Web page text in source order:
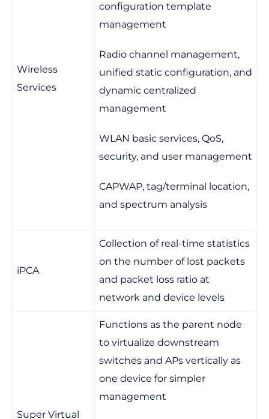
Wireless
Services
configuration template
management
Radio channel management,
unified static configuration, and
dynamic centralized
management
WLAN basic services, QoS,
security, and user management
CAPWAP, tag/terminal location,
and spectrum analysis
iPCA
Collection of real-time statistics
on the number of lost packets
and packet loss ratio at
network and device levels
Super Virtual
Functions as the parent node
to virtualize downstream
switches and APs vertically as
one device for simpler
management